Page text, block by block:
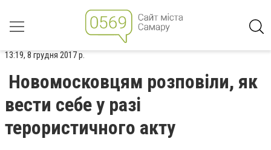
13:19, 8 грудня 2017 р.
Новомосковцям розповіли, як
вести себе у разі
терористичного акту